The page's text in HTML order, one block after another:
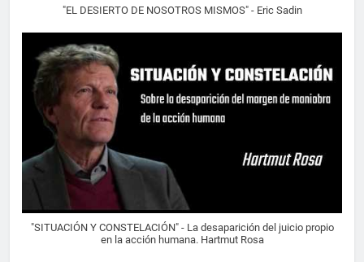
"EL DESIERTO DE NOSOTROS MISMOS" - Eric Sadin
"SITUACIÓN Y CONSTELACIÓN" - La desaparición del juicio propio
en la acción humana. Hartmut Rosa